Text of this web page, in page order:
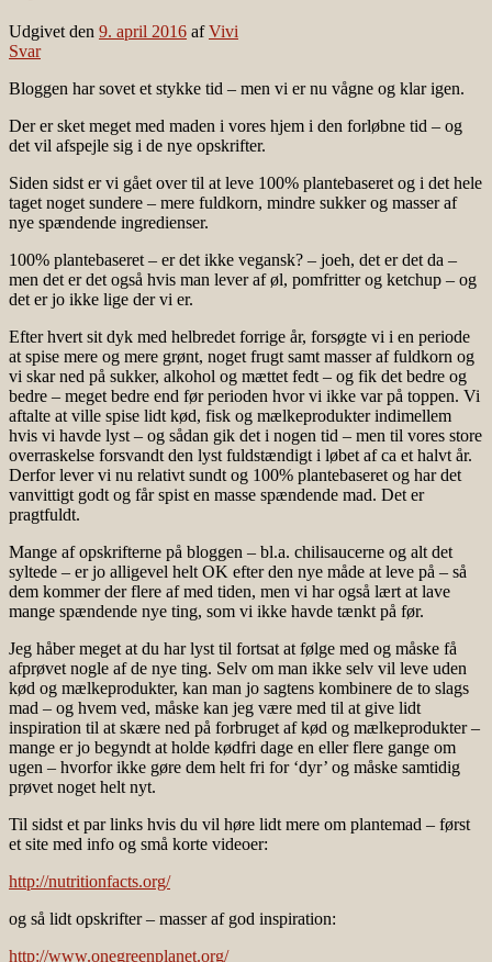
Udgivet den 9. april 2016 afVivi
Svar
Bloggen har sovet et stykke tid – men vi er nu vågne og klar igen.
Der er sket meget med maden i vores hjem i den forløbne tid – og
det vil afspejle sig i de nye opskrifter.
Siden sidst er vi gået over til at leve 100% plantebaseret og i det hele
taget noget sundere – mere fuldkorn, mindre sukker og masser af
nye spændende ingredienser.
100% plantebaseret – er det ikke vegansk? – joeh, det er det da –
men det er det også hvis man lever af øl, pomfritter og ketchup – og
det er jo ikke lige der vi er.
Efter hvert sit dyk med helbredet forrige år, forsøgte vi i en periode
at spise mere og mere grønt, noget frugt samt masser af fuldkorn og
vi skar ned på sukker, alkohol og mættet fedt – og fik det bedre og
bedre – meget bedre end før perioden hvor vi ikke var på toppen. Vi
aftalte at ville spise lidt kød, fisk og mælkeprodukter indimellem
hvis vi havde lyst – og sådan gik det i nogen tid – men til vores store
overraskelse forsvandt den lyst fuldstændigt i løbet af ca et halvt år.
Derfor lever vi nu relativt sundt og 100% plantebaseret og har det
vanvittigt godt og får spist en masse spændende mad. Det er
pragtfuldt.
Mange af opskrifterne på bloggen – bl.a. chilisaucerne og alt det
syltede – er jo alligevel helt OK efter den nye måde at leve på – så
dem kommer der flere af med tiden, men vi har også lært at lave
mange spændende nye ting, som vi ikke havde tænkt på før.
Jeg håber meget at du har lyst til fortsat at følge med og måske få
afprøvet nogle af de nye ting. Selv om man ikke selv vil leve uden
kød og mælkeprodukter, kan man jo sagtens kombinere de to slags
mad – og hvem ved, måske kan jeg være med til at give lidt
inspiration til at skære ned på forbruget af kød og mælkeprodukter –
mange er jo begyndt at holde kødfri dage en eller flere gange om
ugen – hvorfor ikke gøre dem helt fri for ‘dyr’ og måske samtidig
prøvet noget helt nyt.
Til sidst et par links hvis du vil høre lidt mere om plantemad – først
et site med info og små korte videoer:
http://nutritionfacts.org/
og så lidt opskrifter – masser af god inspiration:
http://www.onegreenplanet.org/